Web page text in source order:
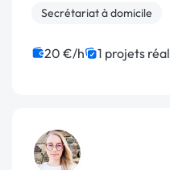
Secrétariat à domicile
20 €/h 1 projets